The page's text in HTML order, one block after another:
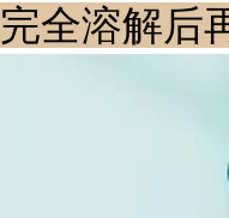
完全溶解后